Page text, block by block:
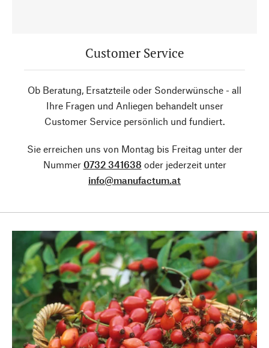
Customer Service
Ob Beratung, Ersatzteile oder Sonderwünsche - all
Ihre Fragen und Anliegen behandelt unser
Customer Service persönlich und fundiert.
Sie erreichen uns von Montag bis Freitag unter der
Nummer 0732 341638 oder jederzeit unter
info@manufactum.at